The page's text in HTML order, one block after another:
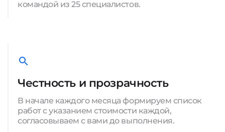
командой из 25 специалистов.
Честность и прозрачность
В начале каждого месяца формируем список
работ с указанием стоимости каждой,
согласовываем с вами до выполнения.